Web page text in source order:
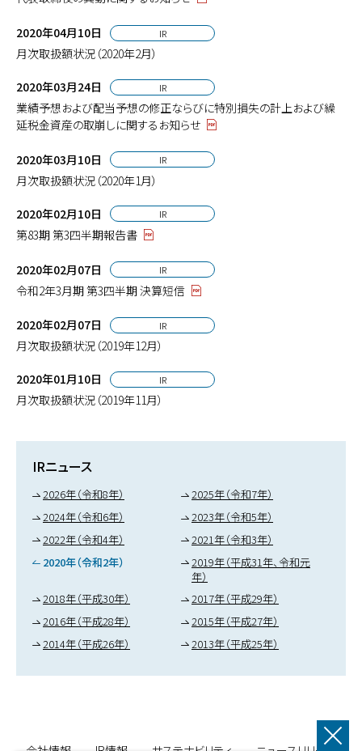
2020年04月10日 IR
月次取扱額状況（2020年2月）
2020年03月24日 IR
業績予想および配当予想の修正ならびに特別損失の計上および繰
延税金資産の取崩しに関するお知らせ
2020年03月10日 IR
月次取扱額状況（2020年1月）
2020年02月10日 IR
第83期 第3四半期報告書
2020年02月07日 IR
令和2年3月期 第3四半期 決算短信
2020年02月07日 IR
月次取扱額状況（2019年12月）
2020年01月10日 IR
月次取扱額状況（2019年11月）
IRニュース
2026年（令和8年）
2025年（令和7年）
2024年（令和6年）
2023年（令和5年）
2022年（令和4年）
2021年（令和3年）
2020年（令和2年）
2019年（平成31年、令和元
年）
2018年（平成30年）
2017年（平成29年）
2016年（平成28年）
2015年（平成27年）
2014年（平成26年）
2013年（平成25年）